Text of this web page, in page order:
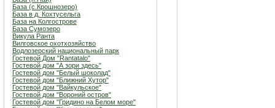
База (с.Крошнозеро)
База в д. Кохтусельга
База на Колгострове
База Сумозеро
Викула Ранта
Вилговское охотхозяйство
Водлозерский национальный парк
Гостевой Дом "Rantatalo"
Гостевой дом "А зори здесь"
Гостевой дом "Белый шоколад"
Гостевой дом "Ближний Хутор"
Гостевой дом "Вайкульское"
Гостевой дом "Вороний остров"
Гостевой дом "Гридино на Белом море"